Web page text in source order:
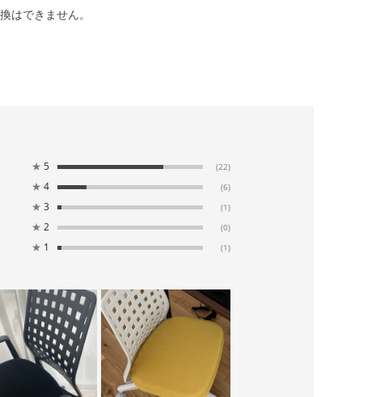
はできません。
★ 5 (22)
★ 4 (6)
★ 3 (1)
★ 2 (0)
★ 1 (1)